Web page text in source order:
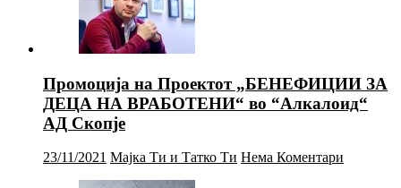
Промоција на Проектот „БЕНЕФИЦИИ ЗА
ДЕЦА НА ВРАБОТЕНИ“ во “Алкалоид“
АД Скопје
23/11/2021 Мајка Ти и Татко Ти Нема Коментари